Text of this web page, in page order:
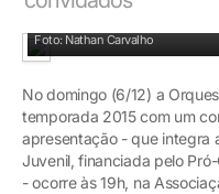
Foto: Nathan Carvalho
No domingo (6/12) a
temporada 2015 com um
apresentação - que integra
Juvenil, financiada pelo
- ocorre às 19h, na